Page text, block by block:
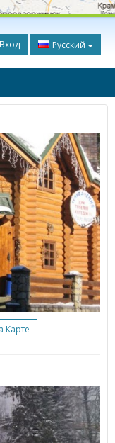
Вход Русский
Карте